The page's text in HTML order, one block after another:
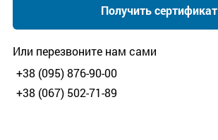
Или перезвоните нам сами
+38 (095) 876-90-00
+38 (067) 502-71-89
Получить сертификат